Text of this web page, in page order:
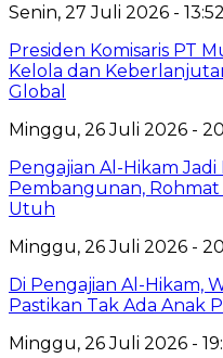
Senin, 27 Juli 2026 -
Presiden Komisaris PT
Kelola dan
Global
Minggu, 26 Juli 2026 -
Pengajian Al-Hikam
Pembangunan, Rohmat
Utuh
Minggu, 26 Juli 2026 -
Di Pengajian Al-Hikam,
Pastikan Tak Ada Anak
Minggu, 26 Juli 2026 -